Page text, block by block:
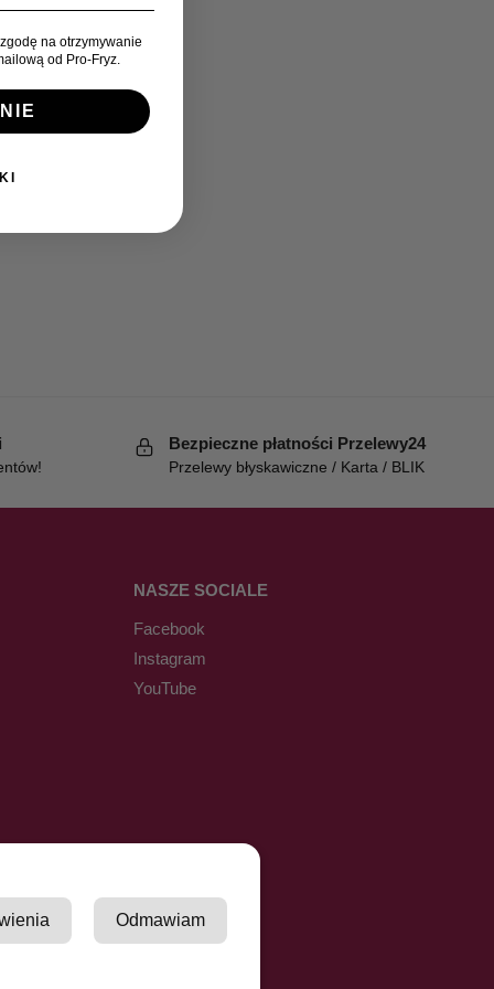
Bezpieczne płatności Przelewy24
Przelewy błyskawiczne / Karta / BLIK
NASZE SOCIALE
Facebook
Instagram
YouTube
Odmawiam
na otrzymywanie
od Pro-Fryz.